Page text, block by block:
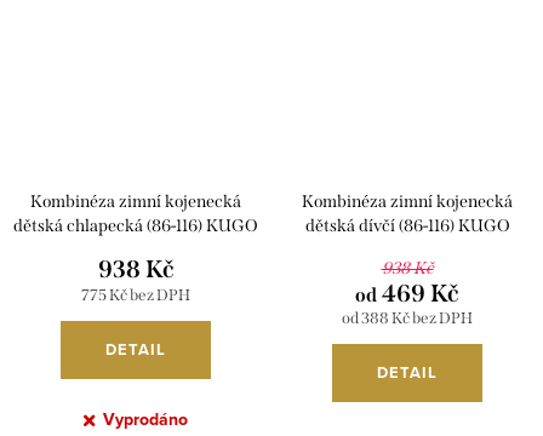
Kombinéza zimní kojenecká
dětská chlapecká (86-116) KUGO
775 Kč bez DPH
938 Kč
DETAIL
Vyprodáno
Kombinéza zimní kojenecká
dětská dívčí (86-116) KUGO
938 Kč
od 388 Kč bez DPH
od 469 Kč
DETAIL